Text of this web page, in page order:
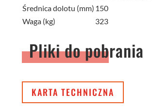
Średnica dolotu (mm) 150
Waga (kg)
323
Pliki do pobrania
KARTA TECHNICZNA